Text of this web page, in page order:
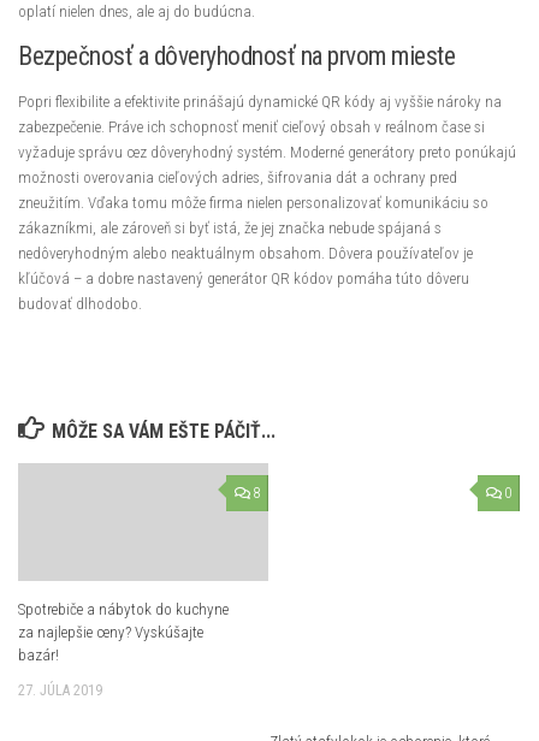
oplatí nielen dnes, ale aj do budúcna.
Bezpečnosť a dôveryhodnosť na prvom mieste
Popri flexibilite a efektivite prinášajú dynamické QR kódy aj vyššie nároky na
zabezpečenie. Práve ich schopnosť meniť cieľový obsah v reálnom čase si
vyžaduje správu cez dôveryhodný systém. Moderné generátory preto ponúkajú
možnosti overovania cieľových adries, šifrovania dát a ochrany pred
zneužitím. Vďaka tomu môže firma nielen personalizovať komunikáciu so
zákazníkmi, ale zároveň si byť istá, že jej značka nebude spájaná s
nedôveryhodným alebo neaktuálnym obsahom. Dôvera používateľov je
kľúčová – a dobre nastavený generátor QR kódov pomáha túto dôveru
budovať dlhodobo.
MÔŽE SA VÁM EŠTE PÁČIŤ...
8
Spotrebiče a nábytok do kuchyne
za najlepšie ceny? Vyskúšajte
bazár!
27. JÚLA 2019
0